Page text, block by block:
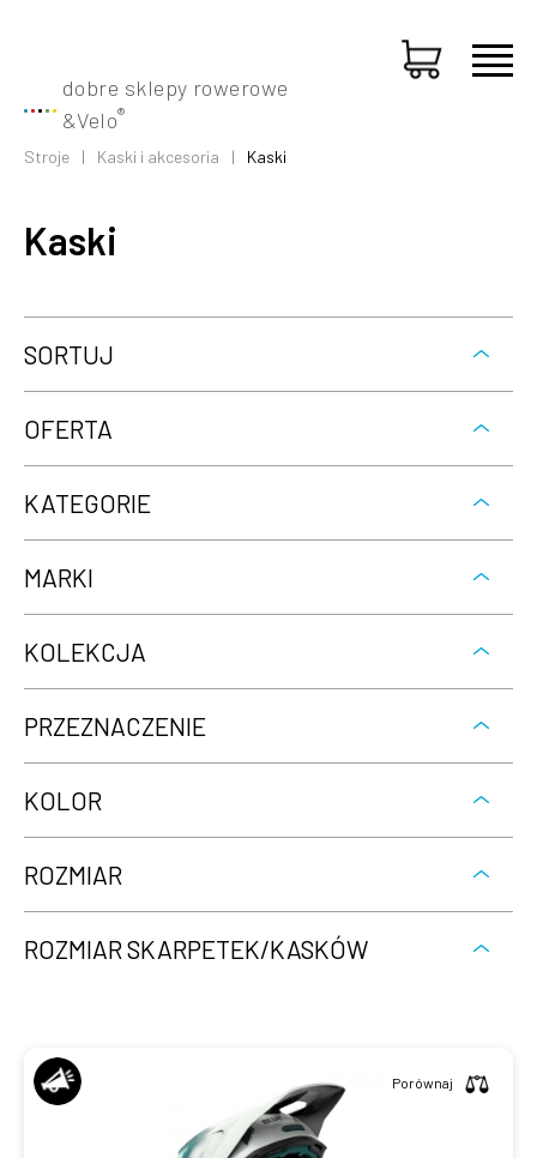
dobre sklepy rowerowe
&Velo®
Stroje Kaski i akcesoria Kaski
Kaski
SORTUJ
OFERTA
KATEGORIE
MARKI
KOLEKCJA
PRZEZNACZENIE
KOLOR
ROZMIAR
ROZMIAR SKARPETEK/KASKÓW
Porównaj